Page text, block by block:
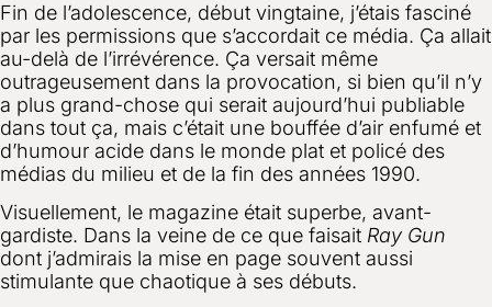
Fin de l’adolescence, début vingtaine, j’étais fasciné
par les permissions que s’accordait ce média. Ça allait
au-delà de l’irrévérence. Ça versait même
outrageusement dans la provocation, si bien qu’il n’y
a plus grand-chose qui serait aujourd’hui publiable
dans tout ça, mais c’était une bouffée d’air enfumé et
d’humour acide dans le monde plat et policé des
médias du milieu et de la fin des années 1990.
Visuellement, le magazine était superbe, avant-
gardiste. Dans la veine de ce que faisait Ray Gun
dont j’admirais la mise en page souvent aussi
stimulante que chaotique à ses débuts.